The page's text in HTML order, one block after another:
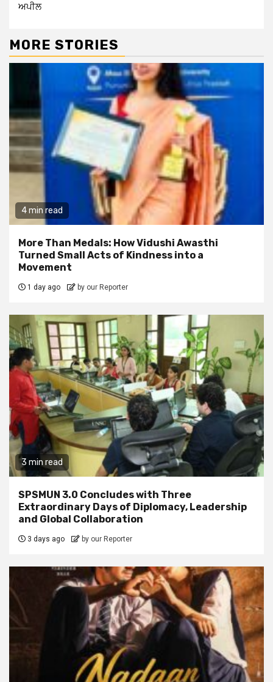
ਅਪੀਲ
MORE STORIES
4 min read
More Than Medals: How Vidushi Awasthi
Turned Small Acts of Kindness into a
Movement
1 day ago by our Reporter
3 min read
SPSMUN 3.0 Concludes with Three
Extraordinary Days of Diplomacy, Leadership
and Global Collaboration
3 days ago by our Reporter